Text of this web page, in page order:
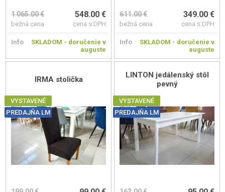
1 065.00 €
bežná cena
548.00 €
cena s DPH
Info
SKLADOM - doručenie v
auguste
611.00 €
bežná cena
349.00 €
cena s DPH
Info
SKLADOM - doručenie v
auguste
IRMA stolička
VYSTAVENÉ
PREDAJŇA LM
LINTON jedálenský stôl
pevný
VYSTAVENÉ
PREDAJŇA LM